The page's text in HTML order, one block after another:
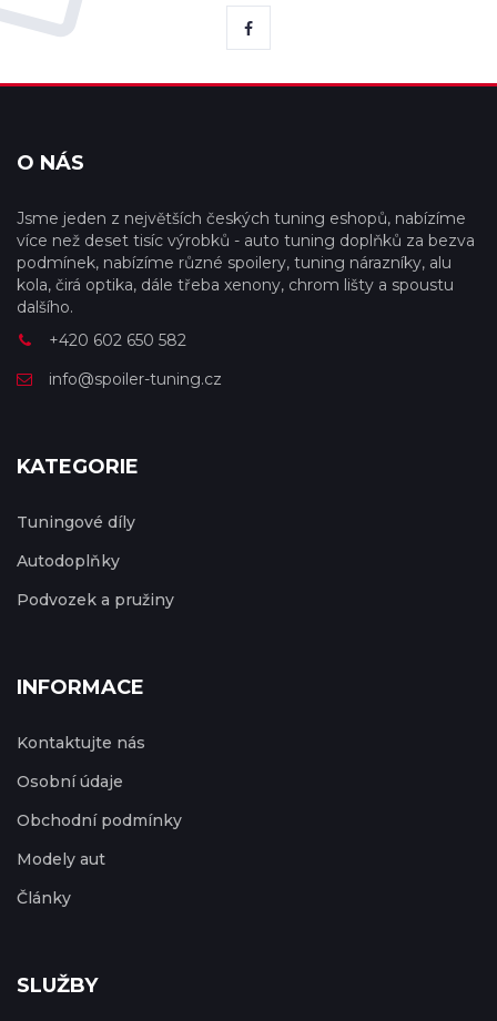
O NÁS
Jsme jeden z největších českých tuning eshopů, nabízíme
více než deset tisíc výrobků - auto tuning doplňků za bezva
podmínek, nabízíme různé spoilery, tuning nárazníky, alu
kola, čirá optika, dále třeba xenony, chrom lišty a spoustu
dalšího.
+420 602 650 582
info@spoiler-tuning.cz
KATEGORIE
Tuningové díly
Autodoplňky
Podvozek a pružiny
INFORMACE
Kontaktujte nás
Osobní údaje
Obchodní podmínky
Modely aut
Články
SLUŽBY